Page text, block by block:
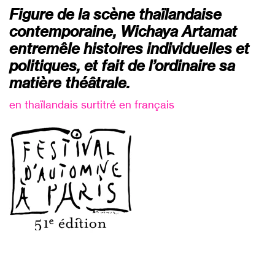
Figure de la scène thaïlandaise
contemporaine, Wichaya Artamat
entremêle histoires individuelles et
politiques, et fait de l’ordinaire sa
matière théâtrale.
en thaïlandais surtitré en français